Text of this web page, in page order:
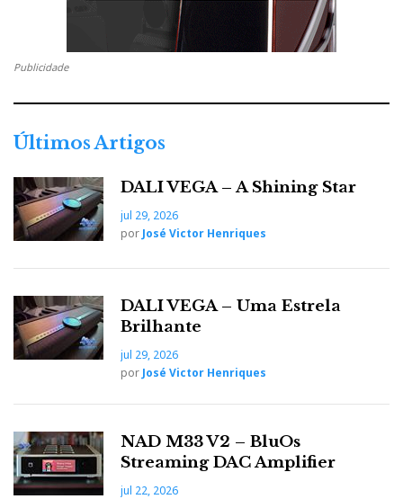
Publicidade
Últimos Artigos
DALI VEGA – A Shining Star
jul 29, 2026
por José Victor Henriques
DALI VEGA – Uma Estrela
Brilhante
jul 29, 2026
por José Victor Henriques
NAD M33 V2 – BluOs
Streaming DAC Amplifier
jul 22, 2026